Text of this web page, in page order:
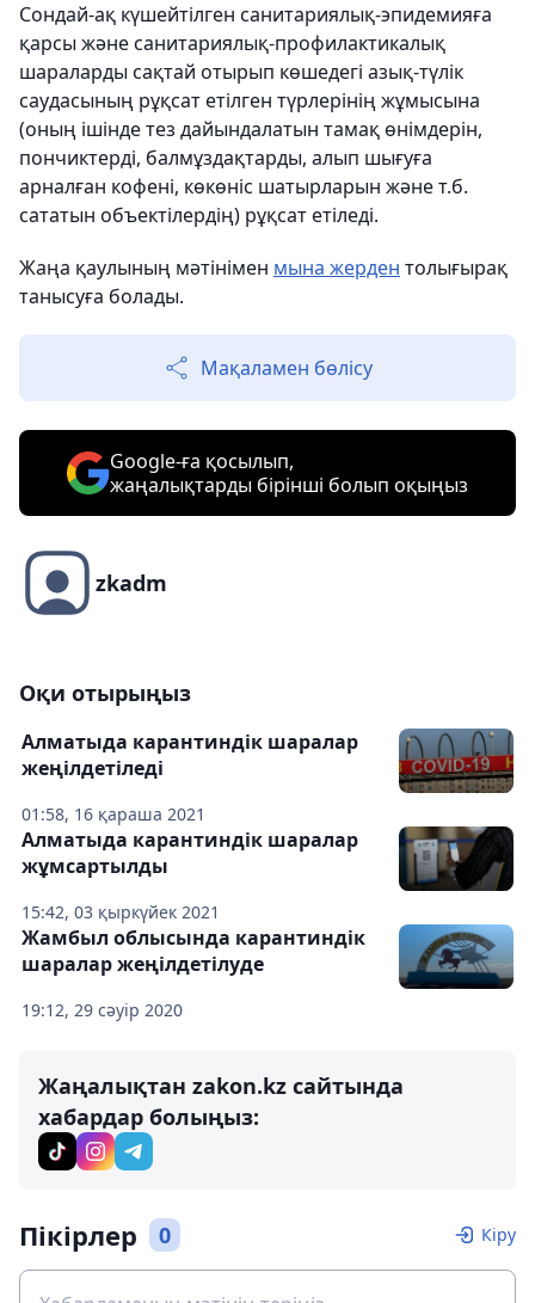
Сондай-ақ күшейтілген санитариялық-эпидемияға
қарсы және санитариялық-профилактикалық
шараларды сақтай отырып көшедегі азық-түлік
саудасының рұқсат етілген түрлерінің жұмысына
(оның ішінде тез дайындалатын тамақ өнімдерін,
пончиктерді, балмұздақтарды, алып шығуға
арналған кофені, көкөніс шатырларын және т.б.
сататын объектілердің) рұқсат етіледі.
Жаңа қаулының мәтінімен мына жерден толығырақ
танысуға болады.
Мақаламен бөлісу
Google-ға қосылып,
жаңалықтарды бірінші болып оқыңыз
zkadm
Оқи отырыңыз
01:58, 16 қараша 2021
Алматыда карантиндік шаралар
жеңілдетіледі
15:42, 03 қыркүйек 2021
Алматыда карантиндік шаралар
жұмсартылды
19:12, 29 сәуір 2020
Жамбыл облысында карантиндік
шаралар жеңілдетілуде
Жаңалықтан zakon.kz сайтында
хабардар болыңыз:
Пікірлер 0 Кіру